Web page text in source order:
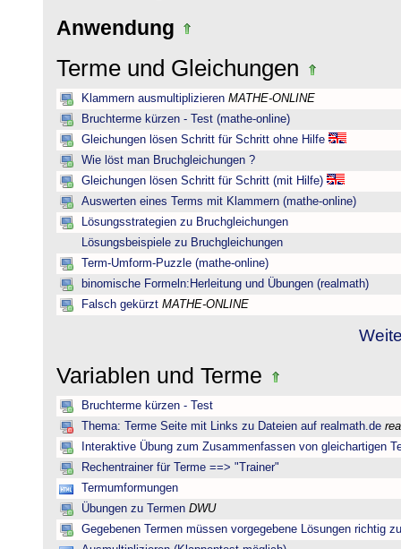
Anwendung
Terme und Gleichungen
Klammern ausmultiplizieren MATHE-ONLINE
Bruchterme kürzen - Test (mathe-online)
Gleichungen lösen Schritt für Schritt ohne Hilfe
Wie löst man Bruchgleichungen ?
Gleichungen lösen Schritt für Schritt (mit Hilfe)
Auswerten eines Terms mit Klammern (mathe-online)
Lösungsstrategien zu Bruchgleichungen
Lösungsbeispiele zu Bruchgleichungen
Term-Umform-Puzzle (mathe-online)
binomische Formeln:Herleitung und Übungen (realmath)
Falsch gekürzt MATHE-ONLINE
Variablen und Terme
Bruchterme kürzen - Test
Thema: Terme Seite mit Links zu Dateien auf realmath.de
Interaktive Übung zum Zusammenfassen von gleichartigen
Rechentrainer für Terme ==> "Trainer"
Termumformungen
Übungen zu Termen DWU
Gegebenen Termen müssen vorgegebene Lösungen richtig